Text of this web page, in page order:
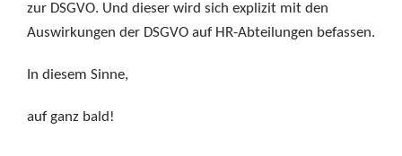
zur DSGVO. Und dieser wird sich explizit mit den
Auswirkungen der DSGVO auf HR-Abteilungen befassen.
In diesem Sinne,
auf ganz bald!